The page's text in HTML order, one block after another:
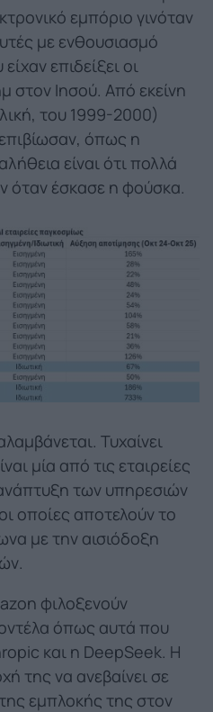
εμπόριο γινόταν
με ενθουσιασμό
επιδείξει οι
στον Ιησού. Από εκείνη
του 1999-2000)
όπως η
είναι ότι πολλά
όταν έσκασε η φούσκα.
Τυχαίνει
μία από τις εταιρείες
των υπηρεσιών
οποίες αποτελούν το
με την αισιόδοξη
φιλοξενούν
όπως αυτά που
και η DeepSeek. Η
της να ανεβαίνει σε
εμπλοκής της στον